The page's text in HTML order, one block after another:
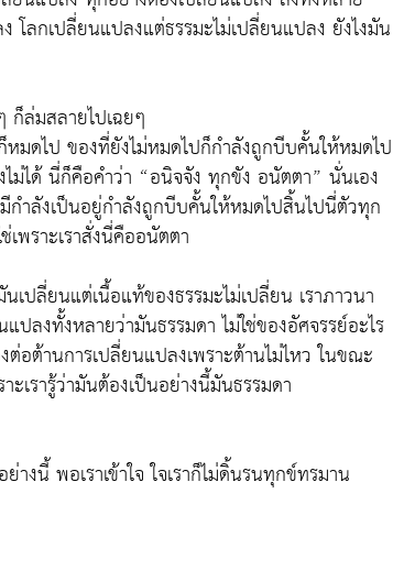
โลกเปลี่ยนแปลงแต่ธรรมะไม่เปลี่ยนแปลง ยังไงมัน
ก็ล่มสลายไปเฉยๆ
มดไป ของที่ยังไม่หมดไปก็กำลังถูกบีบคั้นให้หมดไป
ไม่ได้ นี่ก็คือคำว่า “อนิจจัง ทุกขัง อนัตตา” นั่นเอง
กำลังเป็นอยู่กำลังถูกบีบคั้นให้หมดไปสิ้นไปนี่ตัวทุก
พราะเราสั่งนี่คืออนัตตา
ปลี่ยนแต่เนื้อแท้ของธรรมะไม่เปลี่ยน เราภาวนา
ปลงทั้งหลายว่ามันธรรมดา ไม่ใช่ของอัศจรรย์อะไร
อต้านการเปลี่ยนแปลงเพราะต้านไม่ไหว ในขณะ
เรารู้ว่ามันต้องเป็นอย่างนี้มันธรรมดา
างนี้ พอเราเข้าใจ ใจเราก็ไม่ดิ้นรนทุกข์ทรมาน